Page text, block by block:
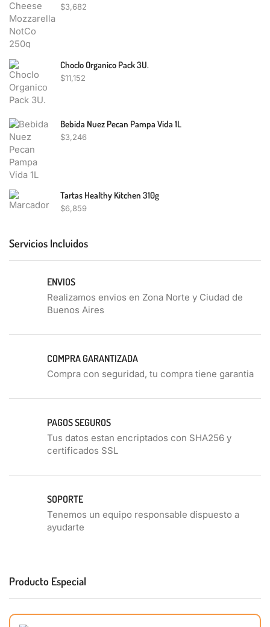
$3,682
Choclo Organico Pack 3U.
$11,152
Bebida Nuez Pecan Pampa Vida 1L
$3,246
Tartas Healthy Kitchen 310g
$6,859
Servicios Incluidos
ENVIOS
Realizamos envios en Zona Norte y Ciudad de
Buenos Aires
COMPRA GARANTIZADA
Compra con seguridad, tu compra tiene garantia
PAGOS SEGUROS
Tus datos estan encriptados con SHA256 y
certificados SSL
SOPORTE
Tenemos un equipo responsable dispuesto a
ayudarte
Producto Especial